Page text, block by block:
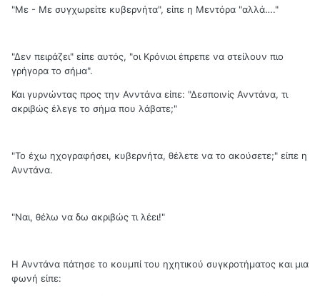
"Με - Με συγχωρείτε κυβερνήτα", είπε η Μεντόρα "αλλά…."
"Δεν πειράζει" είπε αυτός, "οι Κρόνιοι έπρεπε να στείλουν πιο
γρήγορα το σήμα".
Και γυρνώντας προς την Ανντάνα είπε: "Δεσποινίς Ανντάνα, τι
ακριβώς έλεγε το σήμα που λάβατε;"
"Το έχω ηχογραφήσει, κυβερνήτα, θέλετε να το ακούσετε;" είπε η
Ανντάνα.
"Ναι, θέλω να δω ακριβώς τι λέει!"
Η Ανντάνα πάτησε το κουμπί του ηχητικού συγκροτήματος και μια
φωνή είπε: